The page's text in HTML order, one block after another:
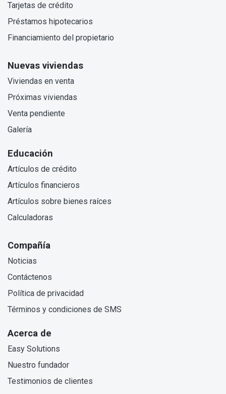
Tarjetas de crédito
Préstamos hipotecarios
Financiamiento del propietario
Nuevas viviendas
Viviendas en venta
Próximas viviendas
Venta pendiente
Galería
Educación
Artículos de crédito
Artículos financieros
Artículos sobre bienes raíces
Calculadoras
Compañía
Noticias
Contáctenos
Política de privacidad
Términos y condiciones de SMS
Acerca de
Easy Solutions
Nuestro fundador
Testimonios de clientes